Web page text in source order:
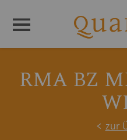
RMA BZ
zur